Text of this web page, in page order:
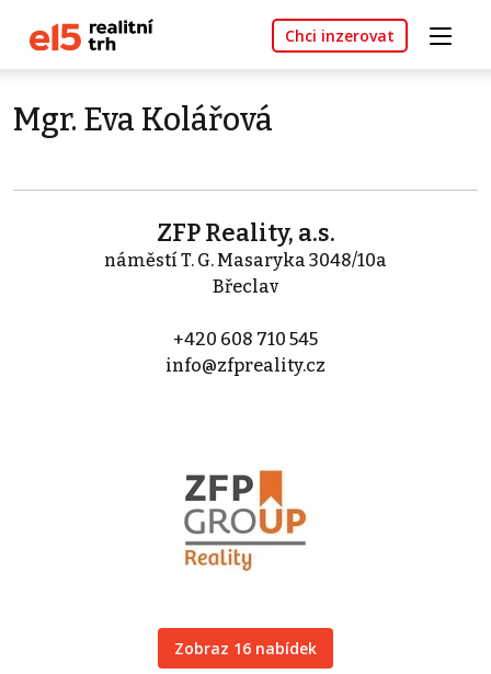
Chci inzerovat
Mgr. Eva Kolářová
ZFP Reality, a.s.
náměstí T. G. Masaryka 3048/10a
Břeclav
+420 608 710 545
info@zfpreality.cz
Zobraz 16 nabídek